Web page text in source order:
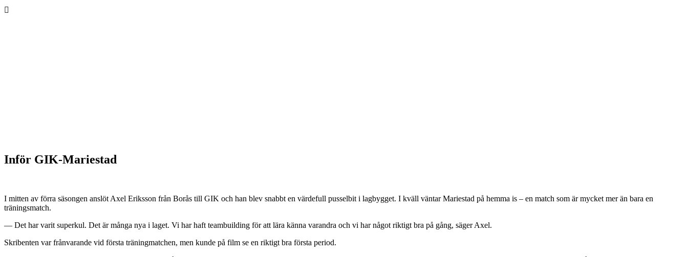
Inför GIK-Mariestad
I mitten av förra säsongen anslöt Axel Eriksson från Borås till GIK och han blev snabbt en värdefull pusselbit i lagbygget. I kväll väntar Mariestad på hemma is – en match som är mycket mer än bara en
träningsmatch.
— Det har varit superkul. Det är många nya i laget. Vi har haft teambuilding för att lära känna varandra och vi har något riktigt bra på gång, säger Axel.
Skribenten var frånvarande vid första träningmatchen, men kunde på film se en riktigt bra första period.